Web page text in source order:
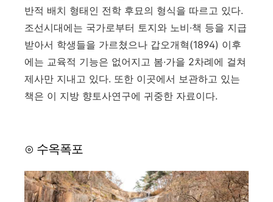
반적 배치 형태인 전학 후묘의 형식을 따르고 있다.
조선시대에는 국가로부터 토지와 노비·책 등을 지급
받아서 학생들을 가르쳤으나 갑오개혁(1894) 이후
에는 교육적 기능은 없어지고 봄·가을 2차례에 걸쳐
제사만 지내고 있다. 또한 이곳에서 보관하고 있는
책은 이 지방 향토사연구에 귀중한 자료이다.
⊙ 수옥폭포